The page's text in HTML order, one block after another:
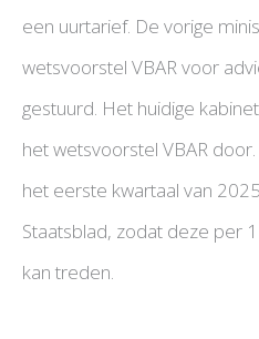
een uurtarief. De vorige
wetsvoorstel VBAR voor
gestuurd. Het huidige
het wetsvoorstel VBAR
het eerste kwartaal van
Staatsblad, zodat deze per
kan treden.